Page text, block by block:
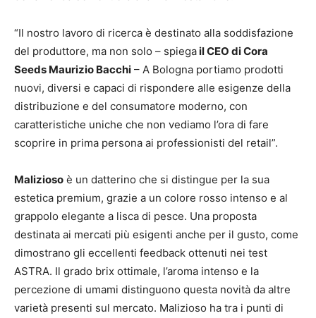
“Il nostro lavoro di ricerca è destinato alla soddisfazione
del produttore, ma non solo – spiegail CEO di Cora
Seeds Maurizio Bacchi – A Bologna portiamo prodotti
nuovi, diversi e capaci di rispondere alle esigenze della
distribuzione e del consumatore moderno, con
caratteristiche uniche che non vediamo l’ora di fare
scoprire in prima persona ai professionisti del retail”.
Malizioso è un datterino che si distingue per la sua
estetica premium, grazie a un colore rosso intenso e al
grappolo elegante a lisca di pesce. Una proposta
destinata ai mercati più esigenti anche per il gusto, come
dimostrano gli eccellenti feedback ottenuti nei test
ASTRA. Il grado brix ottimale, l’aroma intenso e la
percezione di umami distinguono questa novità da altre
varietà presenti sul mercato. Malizioso ha tra i punti di